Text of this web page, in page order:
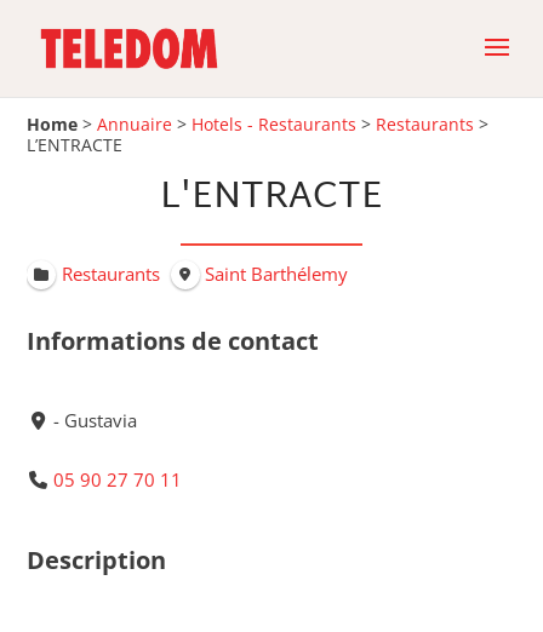
Home >Annuaire > Hotels - Restaurants > Restaurants >
L’ENTRACTE
L'ENTRACTE
Restaurants Saint Barthélemy
Informations de contact
- Gustavia
05 90 27 70 11
Description